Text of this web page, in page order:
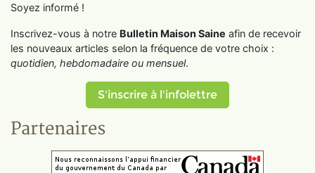
Soyez informé !
Inscrivez-vous à notre Bulletin Maison Saine afin de recevoir
les nouveaux articles selon la fréquence de votre choix :
quotidien, hebdomadaire ou mensuel.
S'inscrire à l'infolettre
Partenaires